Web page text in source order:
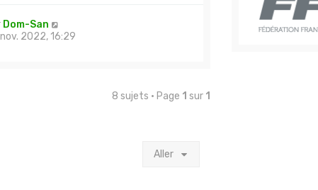
Dom-San
2022, 16:29
8 sujets • Page 1 sur 1
Aller